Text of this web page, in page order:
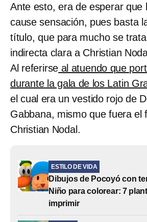
Ante esto, era de esperar que
cause sensación, pues basta
título, que para mucho se
indirecta clara a Christian
Al referirse al atuendo que
durante la gala de los Latin
el cual era un vestido rojo de
Gabbana, mismo que fuera el
Christian Nodal.
ESTILO DE VIDA
Dibujos de Pocoyó con
Niño para colorear: 7
imprimir